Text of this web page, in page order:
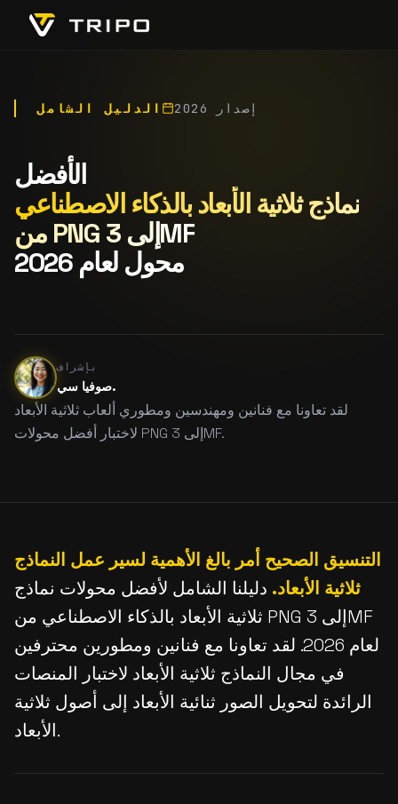
الدليل الشامل إصدار 2026
الأفضل
نماذج ثلاثية الأبعاد بالذكاء الاصطناعي
من PNG إلى 3MF
محول لعام 2026
بإشراف
صوفيا سي.
لقد تعاونا مع فنانين ومهندسين ومطوري ألعاب ثلاثية الأبعاد
لاختبار أفضل محولات PNG إلى 3MF.
التنسيق الصحيح أمر بالغ الأهمية لسير عمل النماذج
ثلاثية الأبعاد. دليلنا الشامل لأفضل محولات نماذج
ثلاثية الأبعاد بالذكاء الاصطناعي من PNG إلى 3MF
لعام 2026. لقد تعاونا مع فنانين ومطورين محترفين
في مجال النماذج ثلاثية الأبعاد لاختبار المنصات
الرائدة لتحويل الصور ثنائية الأبعاد إلى أصول ثلاثية
الأبعاد.